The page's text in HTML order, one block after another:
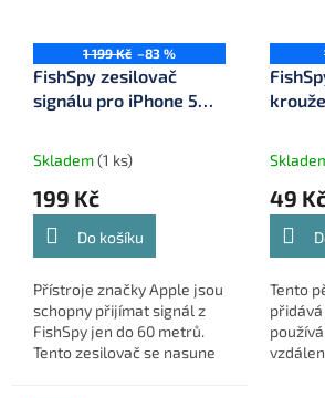
1 199 Kč –83 %
FishSpy zesilovač
signálu pro iPhone 5
Skladem(1 ks)
199 Kč
Do košíku
Přístroje značky Apple jsou
schopny přijímat signál z
FishSpy jen do 60 metrů.
Tento zesilovač se nasune
49
Tento